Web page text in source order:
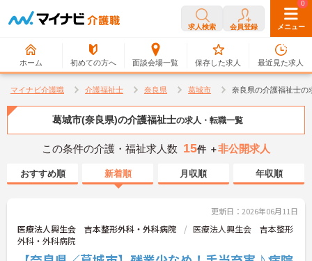
求人検索 会員登録 メニュー
ホーム 初めての方へ 面談会場一覧
0
保存した求人
0
最近見た求人
マイナビ介護職 介護福祉士 奈良県 葛城市 奈良県の介護福祉士の
葛城市(奈良県)の介護福祉士の求人・転職一覧
この条件の介護・福祉求人数 15件 ＋非公開求人
おすすめ順 新着順 月収順 年収順
更新日：2026年06月11日
医療法人興生会 吉本整形外科・外科病院
医療法人興生会 吉本整形
外科・外科病院